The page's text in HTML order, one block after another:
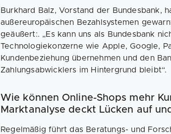
Burkhard Balz, Vorstand der Bundesbank,
außereuropäischen Bezahlsystemen
geäußert:. „Es kann uns als Bundesbank
Technologiekonzerne wie Apple, Google,
Kundenbeziehung übernehmen und den
Zahlungsabwicklers im Hintergrund bleibt“.
Wie können Online-Shops mehr
Marktanalyse deckt Lücken auf
Regelmäßig führt das Beratungs- und